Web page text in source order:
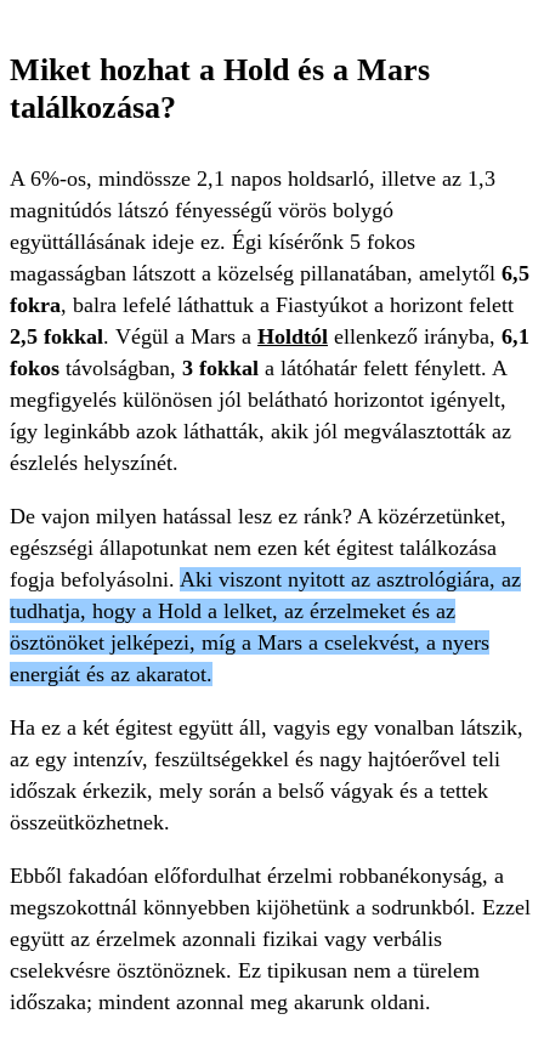
Miket hozhat a Hold és a Mars
találkozása?
A 6%-os, mindössze 2,1 napos holdsarló, illetve az 1,3
magnitúdós látszó fényességű vörös bolygó
együttállásának ideje ez. Égi kísérőnk 5 fokos
magasságban látszott a közelség pillanatában, amelytől 6,5
fokra, balra lefelé láthattuk a Fiastyúkot a horizont felett
2,5 fokkal. Végül a Mars a Holdtól ellenkező irányba, 6,1
fokos távolságban, 3 fokkal a látóhatár felett fénylett. A
megfigyelés különösen jól belátható horizontot igényelt,
így leginkább azok láthatták, akik jól megválasztották az
észlelés helyszínét.
De vajon milyen hatással lesz ez ránk? A közérzetünket,
egészségi állapotunkat nem ezen két égitest találkozása
fogja befolyásolni. Aki viszont nyitott az asztrológiára, az
tudhatja, hogy a Hold a lelket, az érzelmeket és az
ösztönöket jelképezi, míg a Mars a cselekvést, a nyers
energiát és az akaratot.
Ha ez a két égitest együtt áll, vagyis egy vonalban látszik,
az egy intenzív, feszültségekkel és nagy hajtóerővel teli
időszak érkezik, mely során a belső vágyak és a tettek
összeütközhetnek.
Ebből fakadóan előfordulhat érzelmi robbanékonyság, a
megszokottnál könnyebben kijöhetünk a sodrunkból. Ezzel
együtt az érzelmek azonnali fizikai vagy verbális
cselekvésre ösztönöznek. Ez tipikusan nem a türelem
időszaka; mindent azonnal meg akarunk oldani.